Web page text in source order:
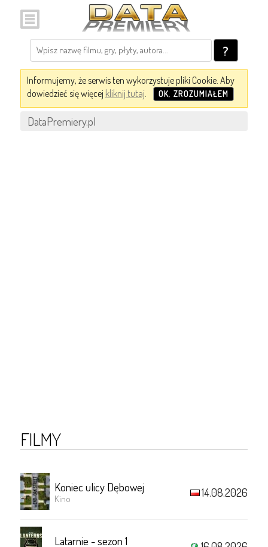
?
Informujemy, że serwis ten wykorzystuje pliki Cookie. Aby
dowiedzieć się więcej kliknij tutaj. OK, ZROZUMIAŁEM
DataPremiery.pl
FILMY
Koniec ulicy Dębowej
Kino 14.08.2026
Latarnie - sezon 1